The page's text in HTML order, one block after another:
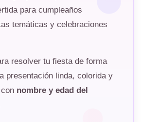
para cumpleaños
temáticas y celebraciones
resolver tu fiesta de forma
presentación linda, colorida y
nombre y edad del